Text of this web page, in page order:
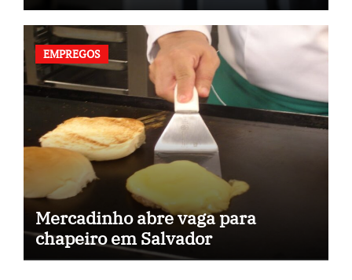
EMPREGOS
Mercadinho abre vaga para
chapeiro em Salvador